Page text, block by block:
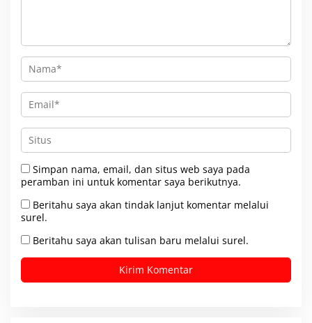
Simpan nama, email, dan situs web saya pada
peramban ini untuk komentar saya berikutnya.
Beritahu saya akan tindak lanjut komentar melalui
surel.
Beritahu saya akan tulisan baru melalui surel.